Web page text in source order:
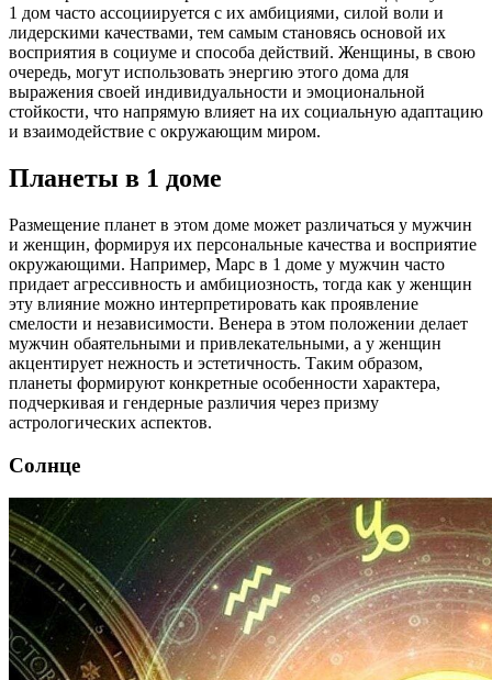
1 дом часто ассоциируется с их амбициями, силой воли и
лидерскими качествами, тем самым становясь основой их
восприятия в социуме и способа действий. Женщины, в свою
очередь, могут использовать энергию этого дома для
выражения своей индивидуальности и эмоциональной
стойкости, что напрямую влияет на их социальную адаптацию
и взаимодействие с окружающим миром.
Планеты в 1 доме
Размещение планет в этом доме может различаться у мужчин
и женщин, формируя их персональные качества и восприятие
окружающими. Например, Марс в 1 доме у мужчин часто
придает агрессивность и амбициозность, тогда как у женщин
эту влияние можно интерпретировать как проявление
смелости и независимости. Венера в этом положении делает
мужчин обаятельными и привлекательными, а у женщин
акцентирует нежность и эстетичность. Таким образом,
планеты формируют конкретные особенности характера,
подчеркивая и гендерные различия через призму
астрологических аспектов.
Солнце